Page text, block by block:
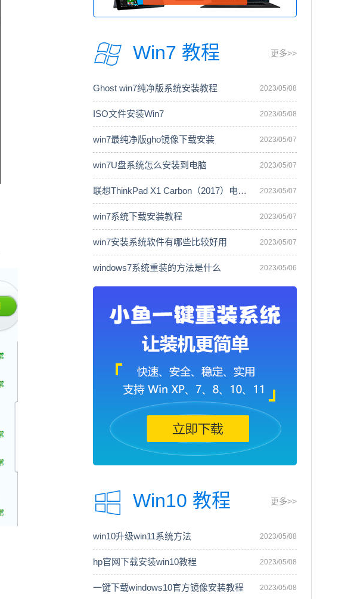
Win7 教程 更多>>
Ghost win7纯净版系统安装教程 2023/05/08
ISO文件安装Win7 2023/05/08
win7最纯净版gho镜像下载安装 2023/05/07
win7U盘系统怎么安装到电脑 2023/05/07
联想ThinkPad X1 Carbon（2017）电脑安 2023/05/07
win7系统下载安装教程 2023/05/07
win7安装系统软件有哪些比较好用 2023/05/07
windows7系统重装的方法是什么 2023/05/06
Win10 教程 更多>>
win10升级win11系统方法 2023/05/08
hp官网下载安装win10教程 2023/05/08
一键下载windows10官方镜像安装教程 2023/05/08